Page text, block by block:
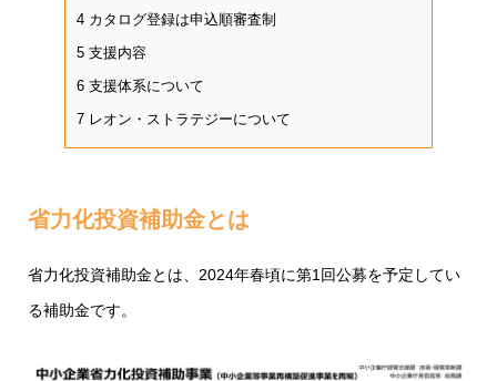
4 カタログ登録は申込順審査制
5 支援内容
6 支援体系について
7 レオン・ストラテジーについて
省力化投資補助金とは
省力化投資補助金とは、2024年春頃に第1回公募を予定してい
る補助金です。